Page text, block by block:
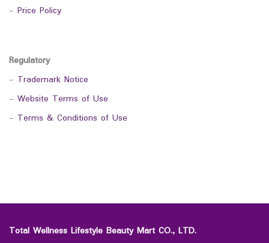
- Price Policy
Regulatory
- Trademark Notice
- Website Terms of Use
- Terms & Conditions of Use
Total Wellness Lifestyle Beauty Mart CO., LTD.